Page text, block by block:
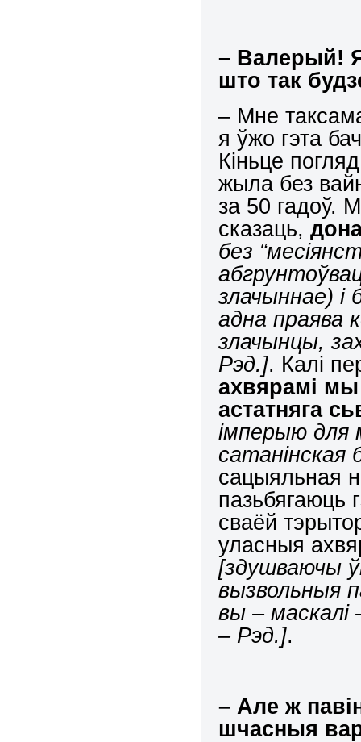
– Валерый!
што так
– Мне
я ўжо гэта
Кіньце
жыла без
за 50 гадоў.
сказаць,
без
злачыннае) і
адна праява
злачынцы,
Рэд.]. Калі
ахвярамі
астатняга
імперыю для
сатанінская
сацыяльная
пазьбягаюць
сваёй
уласныя
[здушваючы
вызвольныя
вы – маскалі
– Рэд.].
– Але ж
шчасныя